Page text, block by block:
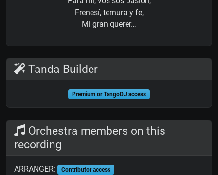
Frenesí, ternura y fe,
Mi gran querer…
Tanda Builder
Premium or TangoDJ access
Orchestra members on this
recording
ARRANGER: Contributor access